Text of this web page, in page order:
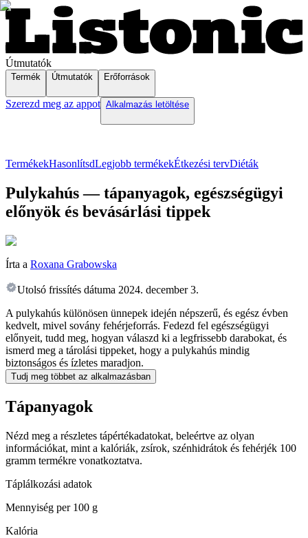
Útmutatók
Termék Útmutatók Erőforrások
Szerezd meg az appot Alkalmazás letöltése
TermékekHasonlítsdLegjobb termékekÉtkezési tervDiéták
Pulykahús — tápanyagok, egészségügyi
előnyök és bevásárlási tippek
Írta a Roxana Grabowska
Utolsó frissítés dátuma 2024. december 3.
A pulykahús különösen ünnepek idején népszerű, és egész évben
kedvelt, mivel sovány fehérjeforrás. Fedezd fel egészségügyi
előnyeit, tudd meg, hogyan válaszd ki a legfrissebb darabokat, és
ismerd meg a tárolási tippeket, hogy a pulykahús mindig
biztonságos és ízletes maradjon.
Tudj meg többet az alkalmazásban
Tápanyagok
Nézd meg a részletes tápértékadatokat, beleértve az olyan
információkat, mint a kalóriák, zsírok, szénhidrátok és fehérjék 100
gramm termékre vonatkoztatva.
Táplálkozási adatok
Mennyiség per100 g
Kalória